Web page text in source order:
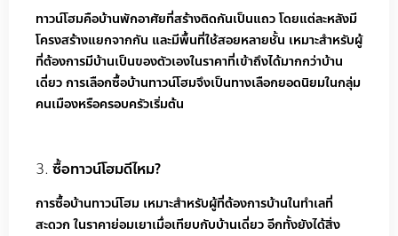
ทาวน์โฮมคือบ้านพักอาศัยที่สร้างติดกันเป็นแถว โดยแต่ละหลังมี
โครงสร้างแยกจากกัน และมีพื้นที่ใช้สอยหลายชั้น เหมาะสำหรับผู้
ที่ต้องการมีบ้านเป็นของตัวเองในราคาที่เข้าถึงได้มากกว่าบ้าน
เดี่ยว การเลือกซื้อบ้านทาวน์โฮมจึงเป็นทางเลือกยอดนิยมในกลุ่ม
คนเมืองหรือครอบครัวเริ่มต้น
ซื้อทาวน์โฮมดีไหม?
การซื้อบ้านทาวน์โฮม เหมาะสำหรับผู้ที่ต้องการบ้านในทำเลที่
สะดวก ในราคาย่อมเยาเมื่อเทียบกับบ้านเดี่ยว อีกทั้งยังได้สิ่ง